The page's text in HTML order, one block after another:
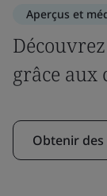
Aperçus et
grâce aux
Obtenir des